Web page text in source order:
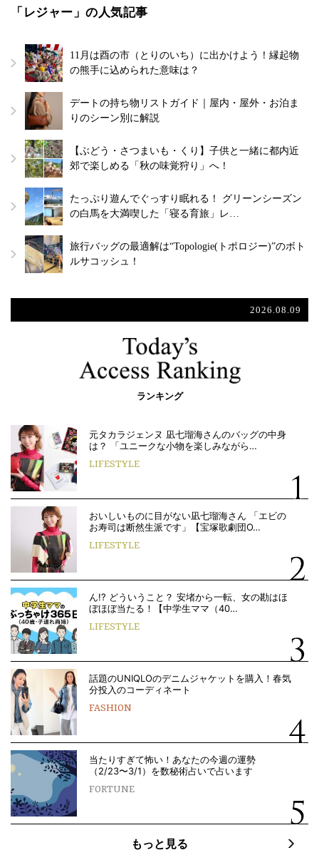
「レジャー」の人気記事
11月は酉の市（とりのいち）に出かけよう！縁起物
の熊手に込められた意味は？
デートの持ち物リストガイド｜屋内・屋外・お泊ま
りのシーン別に解説
【ぶどう・さつまいも・くり】子供と一緒に都内近
郊で楽しめる「秋の味覚狩り」へ！
たっぷり遊んでぐっすり眠れる！ グリーンシーズン
の白馬を大満喫した「寝る育旅」レ…
旅行バッグの最適解は“Topologie(トポロジー)”のボト
ルサコッシュ！
2026.08.09
ランキング
元タカラジェンヌ 凪七瑠海さんのバッグの中身
は？ 「ユニークな小物を楽しみながら…
LIFESTYLE
おいしいものに目がない凪七瑠海さん 「エビの
お寿司は断然生派です」【宝塚歌劇団O…
LIFESTYLE
ん!? どういうこと？ 安堵から一転、女の勘はほ
ぼほぼ当たる！【中学生ママ（40…
LIFESTYLE
話題のUNIQLOのデニムジャケットを購入！春気
分投入のコーディネート
FASHION
当たりすぎて怖い！あなたの今週の運勢
（2/23〜3/1）を数秘術占いで占います
FORTUNE
もっと見る